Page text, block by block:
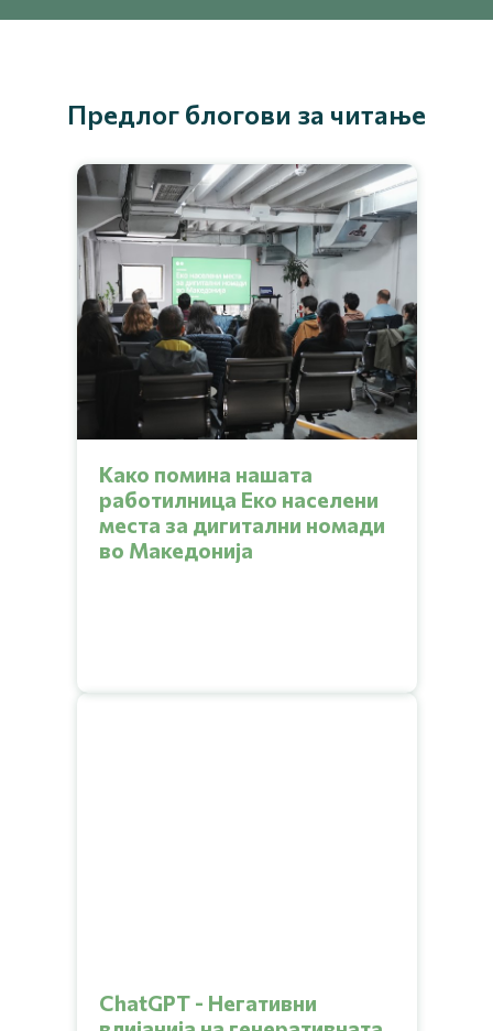
Предлог блогови за читање
Како помина нашата
работилница Еко населени
места за дигитални номади
во Македонија
ChatGPT - Негативни